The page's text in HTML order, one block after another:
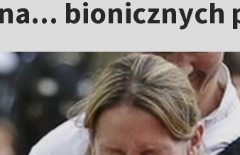
bionicznych